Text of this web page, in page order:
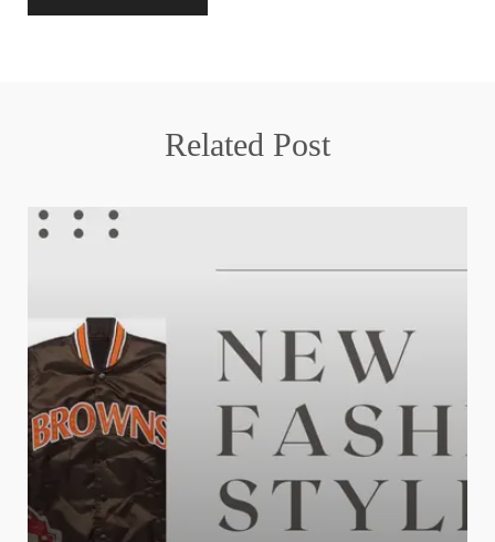
Related Post